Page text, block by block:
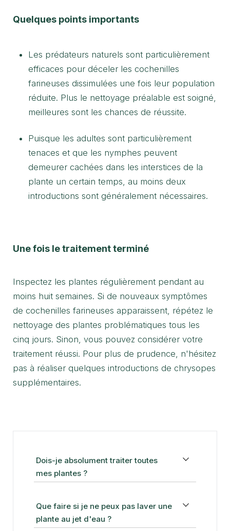
Quelques points importants
Les prédateurs naturels sont particulièrement
efficaces pour déceler les cochenilles
farineuses dissimulées une fois leur population
réduite. Plus le nettoyage préalable est soigné,
meilleures sont les chances de réussite.
Puisque les adultes sont particulièrement
tenaces et que les nymphes peuvent
demeurer cachées dans les interstices de la
plante un certain temps, au moins deux
introductions sont généralement nécessaires.
Une fois le traitement terminé
Inspectez les plantes régulièrement pendant au
moins huit semaines. Si de nouveaux symptômes
de cochenilles farineuses apparaissent, répétez le
nettoyage des plantes problématiques tous les
cinq jours. Sinon, vous pouvez considérer votre
traitement réussi. Pour plus de prudence, n'hésitez
pas à réaliser quelques introductions de chrysopes
supplémentaires.
Dois-je absolument traiter toutes
mes plantes ?
Que faire si je ne peux pas laver une
plante au jet d'eau ?